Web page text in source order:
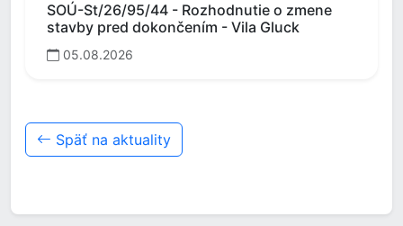
SOÚ-St/26/95/44 - Rozhodnutie o zmene
stavby pred dokončením - Vila Gluck
05.08.2026
Späť na aktuality